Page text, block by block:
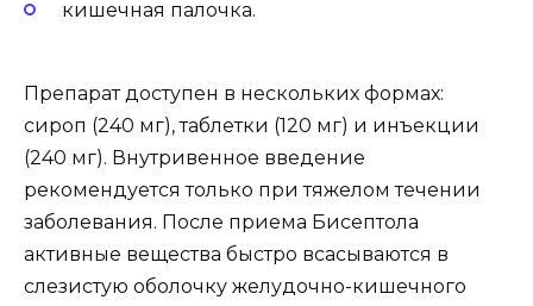
кишечная палочка.
Препарат доступен в нескольких формах:
сироп (240 мг), таблетки (120 мг) и инъекции
(240 мг). Внутривенное введение
рекомендуется только при тяжелом течении
заболевания. После приема Бисептола
активные вещества быстро всасываются в
слезистую оболочку желудочно-кишечного